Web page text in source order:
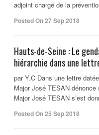
adjoint chargé de la
Posted On 27 Sep 2018
Hauts-de-Seine : Le
hiérarchie dans une
par Y.C Dans une lettre
Major José TESAN
Major José TESAN s’est
Posted On 25 Sep 2018